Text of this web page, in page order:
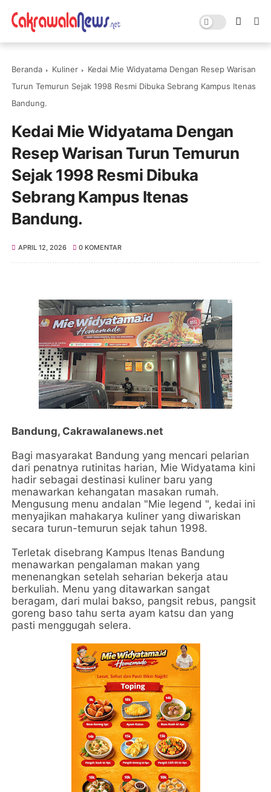
Beranda Kuliner
Kedai Mie Widyatama Dengan Resep Warisan
Turun Temurun Sejak 1998 Resmi Dibuka Sebrang Kampus Itenas
Bandung.
Kedai Mie Widyatama Dengan
Resep Warisan Turun Temurun
Sejak 1998 Resmi Dibuka
Sebrang Kampus Itenas
Bandung.
APRIL 12, 2026 0 KOMENTAR
Bandung, Cakrawalanews.net
Bagi masyarakat Bandung yang mencari pelarian
dari penatnya rutinitas harian, Mie Widyatama kini
hadir sebagai destinasi kuliner baru yang
menawarkan kehangatan masakan rumah.
Mengusung menu andalan "Mie legend ", kedai ini
menyajikan mahakarya kuliner yang diwariskan
secara turun-temurun sejak tahun 1998.
Terletak disebrang Kampus Itenas Bandung
menawarkan pengalaman makan yang
menenangkan setelah seharian bekerja atau
berkuliah. Menu yang ditawarkan sangat
beragam, dari mulai bakso, pangsit rebus, pangsit
goreng baso tahu serta ayam katsu dan yang
pasti menggugah selera.